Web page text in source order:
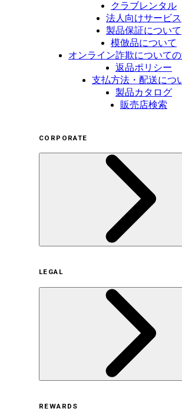
クラブレンタル
法人向けサービス
製品保証について
模倣品について
オンライン詐欺について
返品ポリシー
支払方法・配送につ
製品カタログ
販売店検索
CORPORATE
サステナビリティの取り組
サステナビリティの取り組み
ヒストリー
採用情報
LEGAL
REWARDS